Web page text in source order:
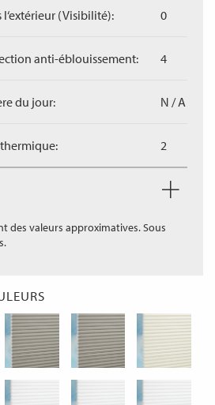
l‘extérieur (Visibilité): 0
anti-éblouissement: 4
du jour: N / A
2
des valeurs approximatives. Sous